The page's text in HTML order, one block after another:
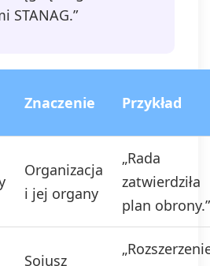
STANAG.”
Znaczenie Przykład
Organizacja
i jej organy
„Rada
zatwierdziła
plan obrony.”
Sojusz